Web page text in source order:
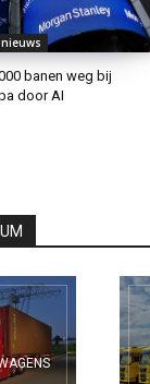
banen weg bij
door AI